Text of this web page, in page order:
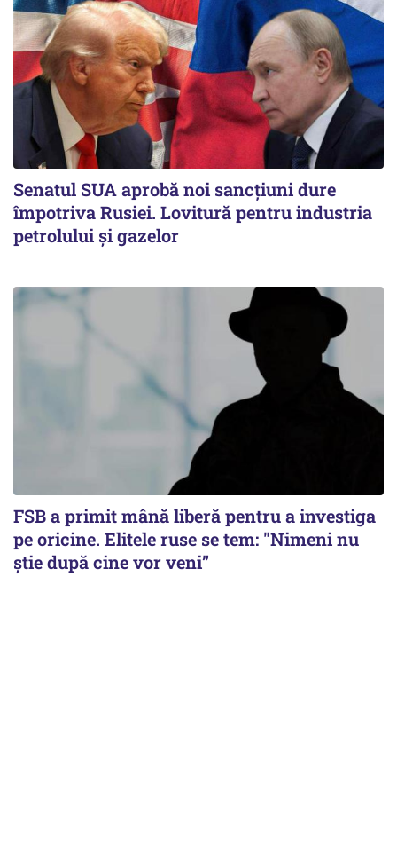
Senatul SUA aprobă noi sancțiuni dure
împotriva Rusiei. Lovitură pentru industria
petrolului și gazelor
FSB a primit mână liberă pentru a investiga
pe oricine. Elitele ruse se tem: "Nimeni nu
știe după cine vor veni”